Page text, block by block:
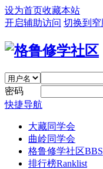
设为首页收藏本站
开启辅助访问 切换到窄
密码
快捷导航
大藏同学会
曲岭同学会
格鲁修学社区BBS
排行榜Ranklist